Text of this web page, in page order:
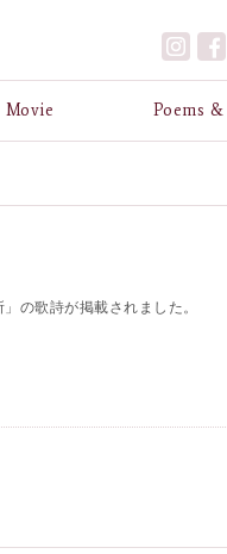
Movie Poems
の歌詩が掲載されました。